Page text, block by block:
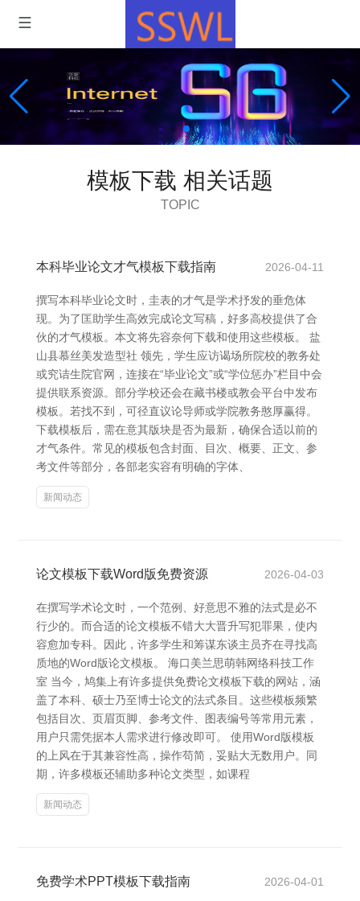
模板下载 相关话题
TOPIC
本科毕业论文才气模板下载指南 2026-04-11
撰写本科毕业论文时，圭表的才气是学术抒发的垂危体
现。为了匡助学生高效完成论文写稿，好多高校提供了合
伙的才气模板。本文将先容奈何下载和使用这些模板。 盐
山县慕丝美发造型社 领先，学生应访谒场所院校的教务处
或究诘生院官网，连接在“毕业论文”或“学位惩办”栏目中会
提供联系资源。部分学校还会在藏书楼或教会平台中发布
模板。若找不到，可径直议论导师或学院教务憨厚赢得。
下载模板后，需在意其版块是否为最新，确保合适以前的
才气条件。常见的模板包含封面、目次、概要、正文、参
考文件等部分，各部老实容有明确的字体、
新闻动态
论文模板下载Word版免费资源 2026-04-03
在撰写学术论文时，一个范例、好意思不雅的法式是必不
行少的。而合适的论文模板不错大大晋升写犯罪果，使内
容愈加专科。因此，许多学生和筹谋东谈主员齐在寻找高
质地的Word版论文模板。 海口美兰思萌韩网络科技工作
室 当今，鸠集上有许多提供免费论文模板下载的网站，涵
盖了本科、硕士乃至博士论文的法式条目。这些模板频繁
包括目次、页眉页脚、参考文件、图表编号等常用元素，
用户只需凭据本人需求进行修改即可。 使用Word版模板
的上风在于其兼容性高，操作苟简，妥贴大无数用户。同
期，许多模板还辅助多种论文类型，如课程
新闻动态
免费学术PPT模板下载指南 2026-04-01